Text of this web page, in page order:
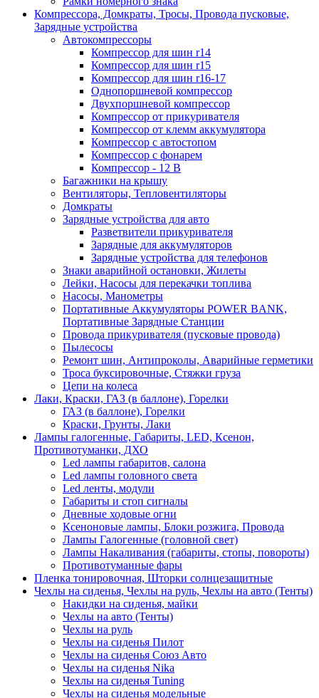
Компрессора, Домкраты, Тросы, Провода пусковые,
Зарядные устройства
Автокомпрессоры
Компрессор для шин r14
Компрессор для шин r15
Компрессор для шин r16-17
Однопоршневой компрессор
Двухпоршневой компрессор
Компрессор от прикуривателя
Компрессор от клемм аккумулятора
Компрессор с автостопом
Компрессор с фонарем
Компрессор - 12 В
Багажники на крышу
Вентиляторы, Тепловентиляторы
Домкраты
Зарядные устройства для авто
Разветвители прикуривателя
Зарядные для аккумуляторов
Зарядные устройства для телефонов
Знаки аварийной остановки, Жилеты
Лейки, Насосы для перекачки топлива
Насосы, Манометры
Портативные Аккумуляторы POWER BANK,
Портативные Зарядные Станции
Провода прикуривателя (пусковые провода)
Пылесосы
Ремонт шин, Антипроколы, Аварийные герметики
Троса буксировочные, Стяжки груза
Цепи на колеса
Лаки, Краски, ГАЗ (в баллоне), Горелки
ГАЗ (в баллоне), Горелки
Краски, Грунты, Лаки
Лампы галогенные, Габариты, LED, Ксенон,
Противотуманки, ДХО
Led лампы габаритов, салона
Led лампы головного света
Led ленты, модули
Габариты и стоп сигналы
Дневные ходовые огни
Ксеноновые лампы, Блоки розжига, Провода
Лампы Галогенные (головной свет)
Лампы Накаливания (габариты, стопы, повороты)
Противотуманные фары
Пленка тонировочная, Шторки солнцезащитные
Чехлы на сиденья, Чехлы на руль, Чехлы на авто (Тенты)
Накидки на сиденья, майки
Чехлы на авто (Тенты)
Чехлы на руль
Чехлы на сиденья Пилот
Чехлы на сиденья Союз Авто
Чехлы на сиденья Nika
Чехлы на сиденья Tuning
Чехлы на сиденья модельные